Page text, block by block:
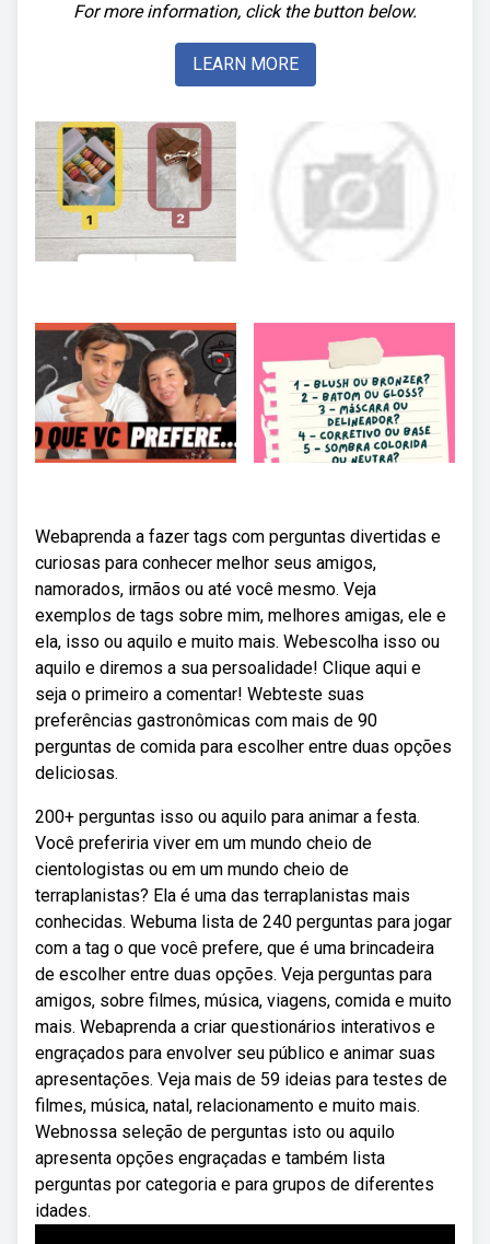
For more information, click the button below.
LEARN MORE
Webaprenda a fazer tags com perguntas divertidas e
curiosas para conhecer melhor seus amigos,
namorados, irmãos ou até você mesmo. Veja
exemplos de tags sobre mim, melhores amigas, ele e
ela, isso ou aquilo e muito mais. Webescolha isso ou
aquilo e diremos a sua persoalidade! Clique aqui e
seja o primeiro a comentar! Webteste suas
preferências gastronômicas com mais de 90
perguntas de comida para escolher entre duas opções
deliciosas.
200+ perguntas isso ou aquilo para animar a festa.
Você preferiria viver em um mundo cheio de
cientologistas ou em um mundo cheio de
terraplanistas? Ela é uma das terraplanistas mais
conhecidas. Webuma lista de 240 perguntas para jogar
com a tag o que você prefere, que é uma brincadeira
de escolher entre duas opções. Veja perguntas para
amigos, sobre filmes, música, viagens, comida e muito
mais. Webaprenda a criar questionários interativos e
engraçados para envolver seu público e animar suas
apresentações. Veja mais de 59 ideias para testes de
filmes, música, natal, relacionamento e muito mais.
Webnossa seleção de perguntas isto ou aquilo
apresenta opções engraçadas e também lista
perguntas por categoria e para grupos de diferentes
idades.